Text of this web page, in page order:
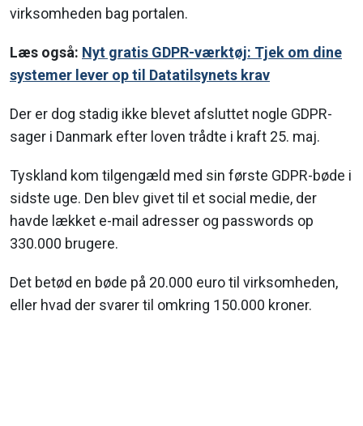
virksomheden bag portalen.
Læs også: Nyt gratis GDPR-værktøj: Tjek om dine
systemer lever op til Datatilsynets krav
Der er dog stadig ikke blevet afsluttet nogle GDPR-
sager i Danmark efter loven trådte i kraft 25. maj.
Tyskland kom tilgengæld med sin første GDPR-bøde i
sidste uge. Den blev givet til et social medie, der
havde lækket e-mail adresser og passwords op
330.000 brugere.
Det betød en bøde på 20.000 euro til virksomheden,
eller hvad der svarer til omkring 150.000 kroner.